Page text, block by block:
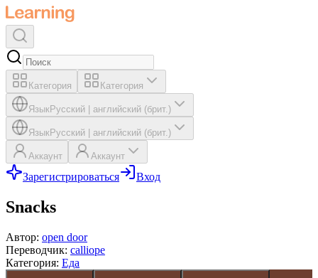
Категория Категория
ЯзыкРусский английский (брит.)
ЯзыкРусский английский (брит.)
Аккаунт Аккаунт
Зарегистрироваться Вход
Snacks
Автор: open door
Переводчик: calliope
Категория: Еда